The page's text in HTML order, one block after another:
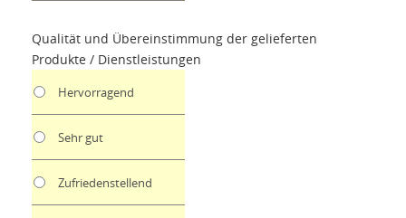
Qualität und Übereinstimmung der gelieferten
Produkte / Dienstleistungen
Hervorragend
Sehr gut
Zufriedenstellend